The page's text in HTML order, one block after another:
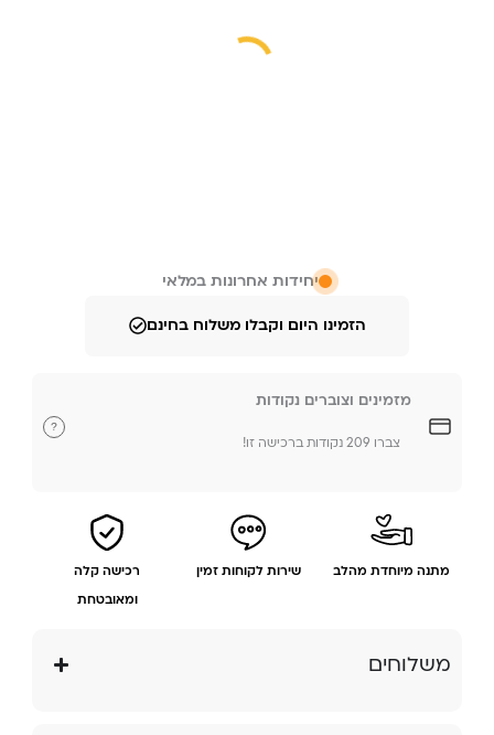
יחידות אחרונות במלאי
הזמינו היום וקבלו משלוח בחינם
מזמינים וצוברים נקודות
צברו 209 נקודות ברכישה זו!
?
מתנה מיוחדת מהלב שירות לקוחות זמין
רכישה קלה
ומאובטחת
משלוחים